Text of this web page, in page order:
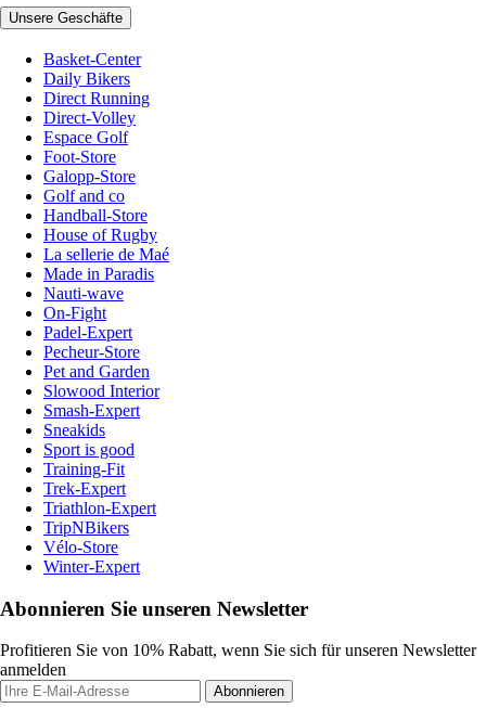
Unsere Geschäfte
Basket-Center
Daily Bikers
Direct Running
Direct-Volley
Espace Golf
Foot-Store
Galopp-Store
Golf and co
Handball-Store
House of Rugby
La sellerie de Maé
Made in Paradis
Nauti-wave
On-Fight
Padel-Expert
Pecheur-Store
Pet and Garden
Slowood Interior
Smash-Expert
Sneakids
Sport is good
Training-Fit
Trek-Expert
Triathlon-Expert
TripNBikers
Vélo-Store
Winter-Expert
Abonnieren Sie unseren Newsletter
Profitieren Sie von 10% Rabatt, wenn Sie sich für unseren Newsletter
anmelden
Abonnieren